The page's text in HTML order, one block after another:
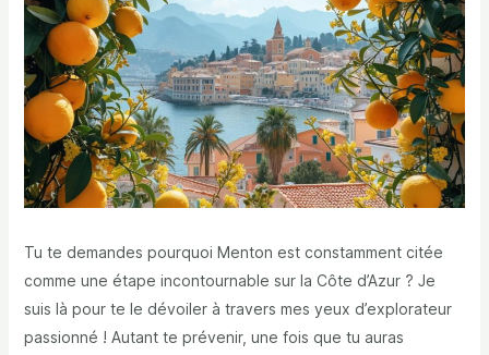
Tu te demandes pourquoi Menton est constamment citée
comme une étape incontournable sur la Côte d’Azur ? Je
suis là pour te le dévoiler à travers mes yeux d’explorateur
passionné ! Autant te prévenir, une fois que tu auras